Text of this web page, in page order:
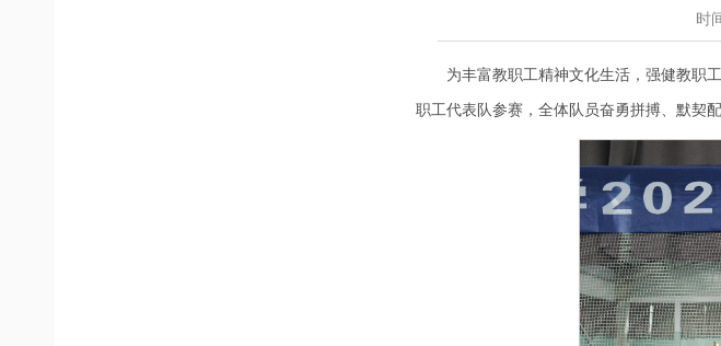
时
为丰富教职工精神文化生活，强健教职
职工代表队参赛，全体队员奋勇拼搏、默契